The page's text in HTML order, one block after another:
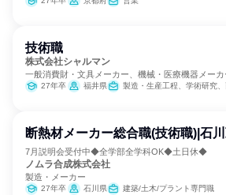
技術職
株式会社シャルマン
一般消費財・文具メーカー、機械・医療機器メー
27年卒 福井県 製造・生産工程、学術研究
断熱材メーカー総合職(技術職)|石
7月説明会受付中◆全学部全学科OK◆土日休◆
ノムラ合成株式会社
製造・メーカー
27年卒 石川県 建築/土木/プラント専門職